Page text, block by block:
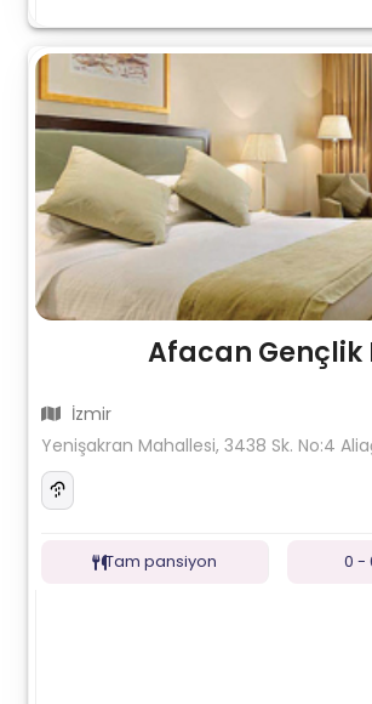
Afacan Gençlik
İzmir
Yenişakran Mahallesi, 3438 Sk. No:4
Tam pansiyon 0 -